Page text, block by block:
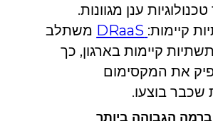
ענן מגוונות.
קיימות:
משתלב
קיימות בארגון, כך
את המקסימום
בוצעו.